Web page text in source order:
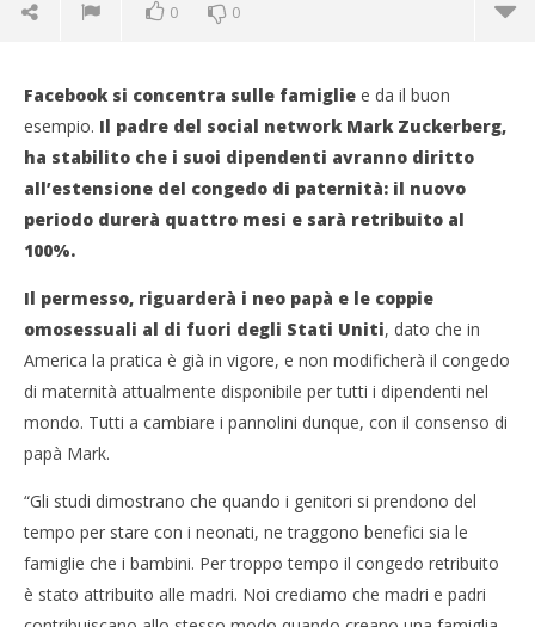
0 0
NOW VIEWING
Facebook, prolungato il congedo di paternità
27/11/2015
Facebook si concentra sulle famiglie e da il buon
esempio. Il padre del social network Mark Zuckerberg,
ha stabilito che i suoi dipendenti avranno diritto
all’estensione del congedo di paternità: il nuovo
periodo durerà quattro mesi e sarà retribuito al
100%.
Il permesso, riguarderà i neo papà e le coppie
omosessuali al di fuori degli Stati Uniti, dato che in
America la pratica è già in vigore, e non modificherà il congedo
di maternità attualmente disponibile per tutti i dipendenti nel
mondo. Tutti a cambiare i pannolini dunque, con il consenso di
papà Mark.
“Gli studi dimostrano che quando i genitori si prendono del
tempo per stare con i neonati, ne traggono benefici sia le
famiglie che i bambini. Per troppo tempo il congedo retribuito
è stato attribuito alle madri. Noi crediamo che madri e padri